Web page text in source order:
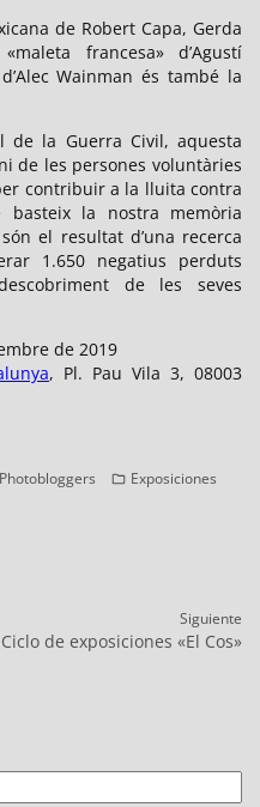
de Robert Capa, Gerda
francesa» d’Agustí
Wainman és també la
de la Guerra Civil, aquesta
de les persones voluntàries
contribuir a la lluita contra
la nostra memòria
el resultat d’una recerca
1.650 negatius perduts
de les seves
de 2019
, Pl. Pau Vila 3, 08003
Categorías
Exposiciones
Siguiente
Entrada
Ciclo de exposiciones «El Cos»